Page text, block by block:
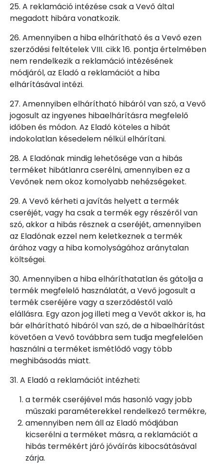
25. A reklamáció intézése csak a Vevő által
megadott hibára vonatkozik.
26. Amennyiben a hiba elhárítható és a Vevő ezen
szerződési feltételek VIII. cikk 16. pontja értelmében
nem rendelkezik a reklamáció intézésének
módjáról, az Eladó a reklamációt a hiba
elhárításával intézi.
27. Amennyiben elhárítható hibáról van szó, a Vevő
jogosult az ingyenes hibaelhárításra megfelelő
időben és módon. Az Eladó köteles a hibát
indokolatlan késedelem nélkül elhárítani.
28. A Eladónak mindig lehetősége van a hibás
terméket hibátlanra cserélni, amennyiben ez a
Vevőnek nem okoz komolyabb nehézségeket.
29. A Vevő kérheti a javítás helyett a termék
cseréjét, vagy ha csak a termék egy részéről van
szó, akkor a hibás résznek a cseréjét, amennyiben
az Eladónak ezzel nem keletkeznek a termék
árához vagy a hiba komolyságához aránytalan
költségei.
30. Amennyiben a hiba elháríthatatlan és gátolja a
termék megfelelő használatát, a Vevő jogosult a
termék cseréjére vagy a szerződéstől való
elállásra. Egy azon jog illeti meg a Vevőt akkor is, ha
bár elhárítható hibáról van szó, de a hibaelhárítást
követően a Vevő továbbra sem tudja megfelelően
használni a terméket ismétlődő vagy több
meghibásodás miatt.
31. A Eladó a reklamációt intézheti:
a termék cseréjével más hasonló vagy jobb
műszaki paraméterekkel rendelkező termékre,
amennyiben nem áll az Eladó módjában
kicserélni a terméket másra, a reklamációt a
hibás termékért járó jóváírás kibocsátásával
zárja.